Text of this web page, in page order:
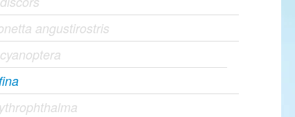
angustirostris